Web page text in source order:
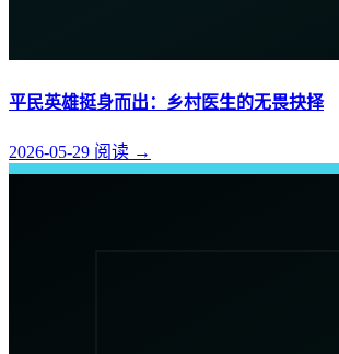
平民英雄挺身而出：乡村医生的无畏抉择
2026-05-29 阅读 →